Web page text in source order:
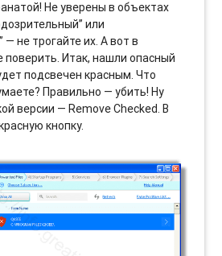
Не уверены в объектах
или
— не трогайте их. А вот в
поверить. Итак, нашли опасный
подсвечен красным. Что
Правильно — убить! Ну
версии — Remove Checked. В
кнопку.